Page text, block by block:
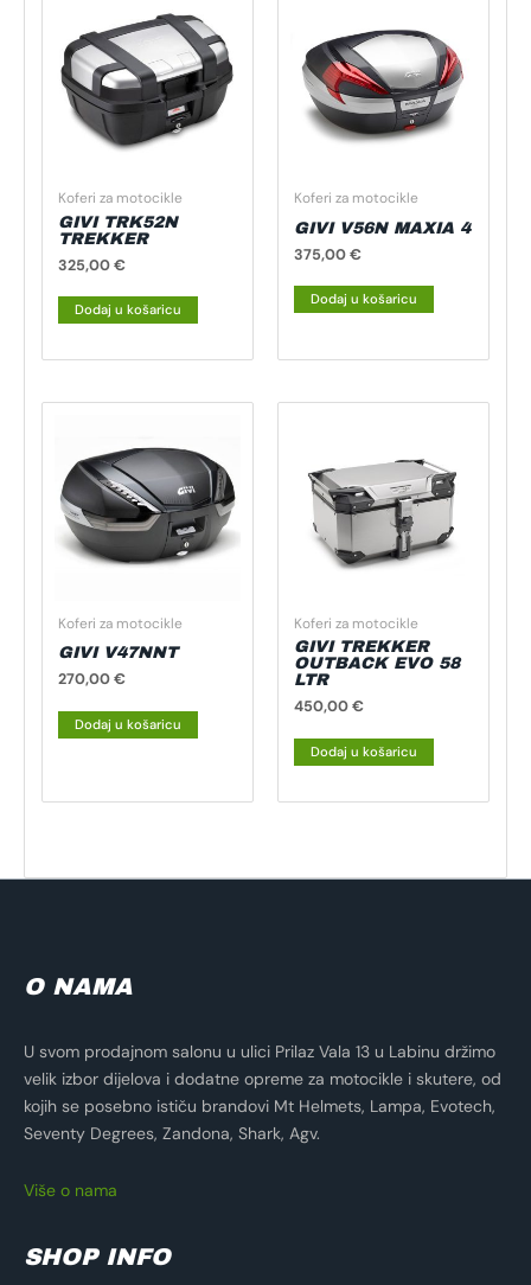
Koferi za motocikle
GIVI TRK52N
TREKKER
325,00€
Dodaj u košaricu
Koferi za motocikle
GIVI V56N MAXIA 4
375,00€
Dodaj u košaricu
Koferi za motocikle
GIVI V47NNT
270,00€
Dodaj u košaricu
Koferi za motocikle
GIVI TREKKER
OUTBACK EVO 58
LTR
450,00€
Dodaj u košaricu
O NAMA
U svom prodajnom salonu u ulici Prilaz Vala 13 u Labinu držimo
velik izbor dijelova i dodatne opreme za motocikle i skutere, od
kojih se posebno ističu brandovi Mt Helmets, Lampa, Evotech,
Seventy Degrees, Zandona, Shark, Agv.
Više o nama
SHOP INFO